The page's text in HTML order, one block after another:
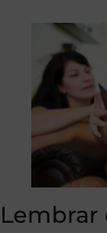
Lembrar